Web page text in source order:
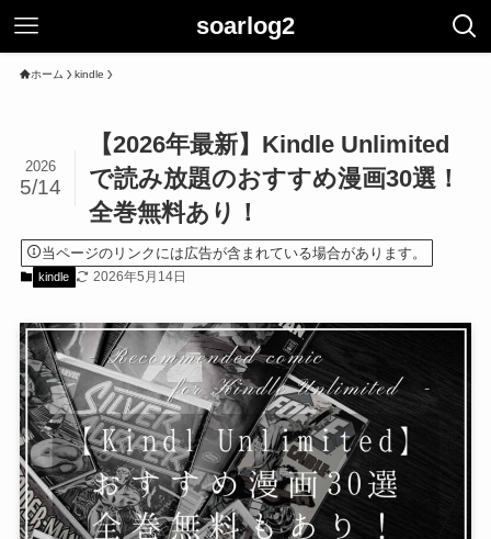
soarlog2
ホーム kindle
【2026年最新】Kindle Unlimited
で読み放題のおすすめ漫画30選！
全巻無料あり！
2026
5/14
当ページのリンクには広告が含まれている場合があります。
kindle 2026年5月14日